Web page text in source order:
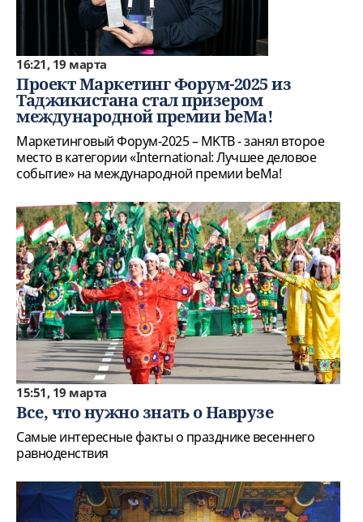
16:21, 19 марта
Проект Маркетинг Форум-2025 из
Таджикистана стал призером
международной премии beMa!
Маркетинговый Форум-2025 – MKTB - занял второе
место в категории «International: Лучшее деловое
событие» на международной премии beMa!
15:51, 19 марта
Все, что нужно знать о Наврузе
Самые интересные факты о празднике весеннего
равноденствия